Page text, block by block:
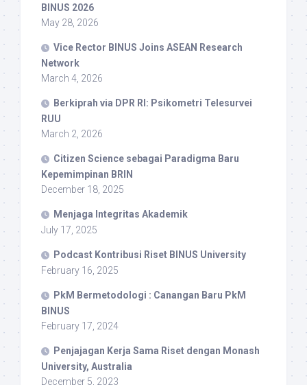
BINUS 2026
May 28, 2026
Vice Rector BINUS Joins ASEAN Research
Network
March 4, 2026
Berkiprah via DPR RI: Psikometri Telesurvei
RUU
March 2, 2026
Citizen Science sebagai Paradigma Baru
Kepemimpinan BRIN
December 18, 2025
Menjaga Integritas Akademik
July 17, 2025
Podcast Kontribusi Riset BINUS University
February 16, 2025
PkM Bermetodologi : Canangan Baru PkM
BINUS
February 17, 2024
Penjajagan Kerja Sama Riset dengan Monash
University, Australia
December 5, 2023